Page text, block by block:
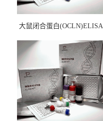
大鼠闭合蛋白(OCLN)ELISA